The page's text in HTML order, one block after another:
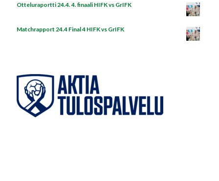
Otteluraportti 24.4. 4. finaali HIFK vs GrIFK
Matchrapport 24.4 Final 4 HIFK vs GrIFK